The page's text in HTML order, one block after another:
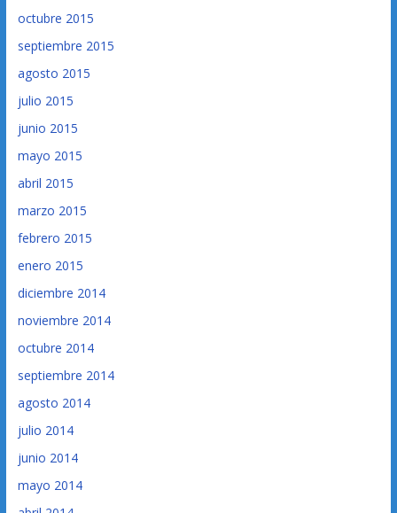
octubre 2015
septiembre 2015
agosto 2015
julio 2015
junio 2015
mayo 2015
abril 2015
marzo 2015
febrero 2015
enero 2015
diciembre 2014
noviembre 2014
octubre 2014
septiembre 2014
agosto 2014
julio 2014
junio 2014
mayo 2014